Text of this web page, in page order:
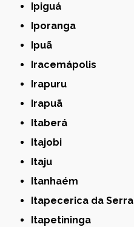
Ipiguá
Iporanga
Ipuã
Iracemápolis
Irapuru
Irapuã
Itaberá
Itajobi
Itaju
Itanhaém
Itapecerica da Serra
Itapetininga